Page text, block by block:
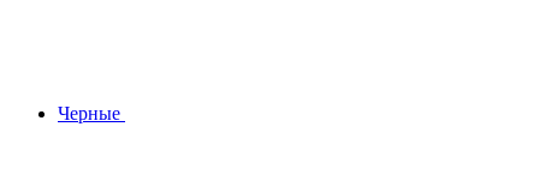
Черные